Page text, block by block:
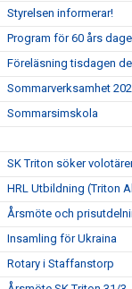
Styrelsen informerar!
Program för 60 års
Föreläsning tisdagen
Sommarverksamhet
Sommarsimskola
SK Triton söker
HRL Utbildning (Triton
Årsmöte och
Insamling för Ukraina
Rotary i Staffanstorp